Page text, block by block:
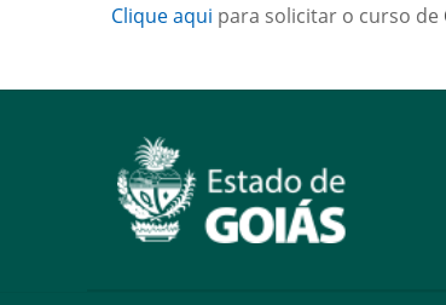
Clique aqui para solicitar o curso de